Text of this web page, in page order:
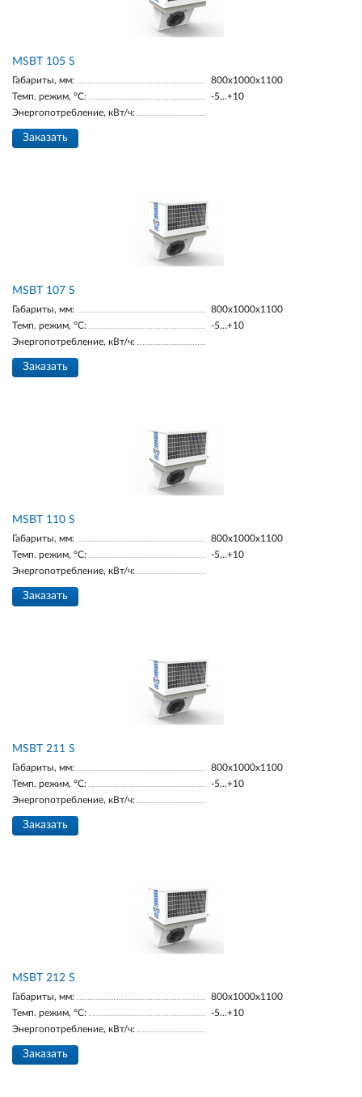
MSBT 105 S
Габариты, мм:
800х1000х1100
Темп. режим, °С:
-5…+10
Энергопотребление, кВт/ч:
Заказать
MSBT 107 S
Габариты, мм:
800х1000х1100
Темп. режим, °С:
-5…+10
Энергопотребление, кВт/ч:
Заказать
MSBT 110 S
Габариты, мм:
800х1000х1100
Темп. режим, °С:
-5…+10
Энергопотребление, кВт/ч:
Заказать
MSBT 211 S
Габариты, мм:
800х1000х1100
Темп. режим, °С:
-5...+10
Энергопотребление, кВт/ч:
Заказать
MSBT 212 S
Габариты, мм:
800х1000х1100
Темп. режим, °С:
-5...+10
Энергопотребление, кВт/ч:
Заказать